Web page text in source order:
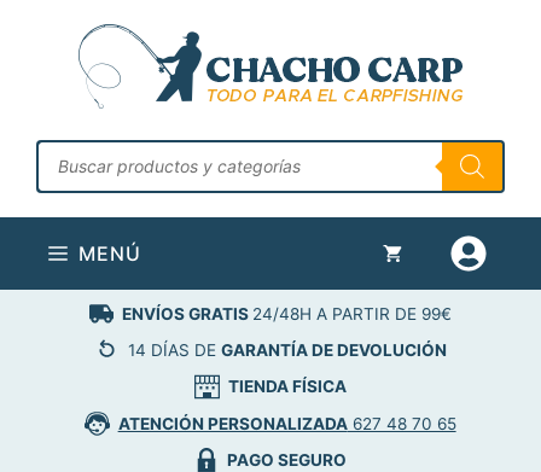
contenido
Búsqueda
de
productos
MENÚ
ENVÍOS GRATIS 24/48H A PARTIR DE 99€
14 DÍAS DE GARANTÍA DE DEVOLUCIÓN
TIENDA FÍSICA
ATENCIÓN PERSONALIZADA627 48 70 65
PAGO SEGURO